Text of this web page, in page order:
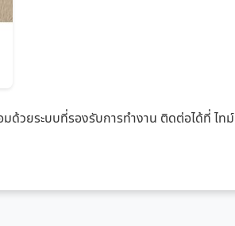
มด้วยระบบที่รองรับการทำงาน ติดต่อได้ที่ ไทม์